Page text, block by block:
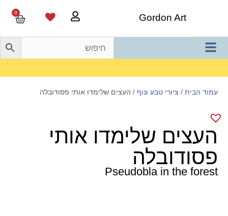
Gordon Art
0
עמוד הבית / ציורי טבע ונוף / העצים שלימדו אותי פסודובלה
העצים שלימדו אותי
פסודובלה
Pseudobla in the forest